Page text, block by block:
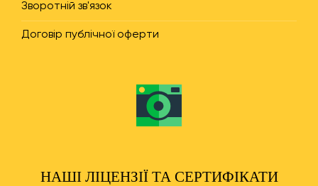
Зворотній зв'язок
Договір публічної оферти
НАШІ ЛІЦЕНЗІЇ ТА СЕРТИФІКАТИ